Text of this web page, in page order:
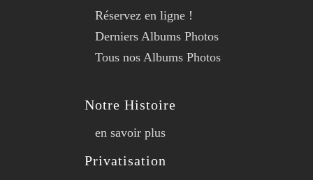
Réservez en ligne !
Derniers Albums Photos
Tous nos Albums Photos
Notre Histoire
en savoir plus
Privatisation